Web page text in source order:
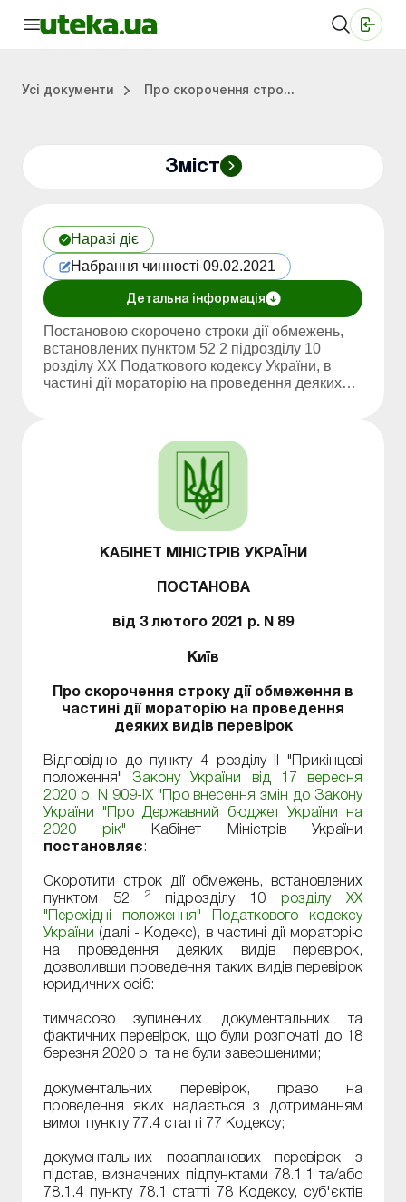
Усі документи Про скорочення стро...
Зміст
Наразі діє
Набрання чинності 09.02.2021
Детальна інформація
Постановою скорочено строки дії обмежень,
встановлених пунктом 52 2 підрозділу 10
розділу XX Податкового кодексу України, в
частині дії мораторію на проведення деяких
КАБІНЕТ МІНІСТРІВ УКРАЇНИ
ПОСТАНОВА
від 3 лютого 2021 р. N 89
Київ
Про скорочення строку дії обмеження в
частині дії мораторію на проведення
деяких видів перевірок
Відповідно до пункту 4 розділу II "Прикінцеві
положення" Закону України від 17 вересня
2020 р. N 909-IX "Про внесення змін до Закону
України "Про Державний бюджет України на
2020 рік" Кабінет Міністрів України
постановляє :
Скоротити строк дії обмежень, встановлених
пунктом 52 2 підрозділу 10
розділу XX
"Перехідні положення" Податкового кодексу
України (далі - Кодекс), в частині дії мораторію
на проведення деяких видів перевірок,
дозволивши проведення таких видів перевірок
юридичних осіб:
тимчасово зупинених документальних та
фактичних перевірок, що були розпочаті до 18
березня 2020 р. та не були завершеними;
документальних перевірок, право на
проведення яких надається з дотриманням
вимог пункту 77.4 статті 77 Кодексу;
документальних позапланових перевірок з
підстав, визначених підпунктами 78.1.1 та/або
78.1.4 пункту 78.1 статті 78 Кодексу, суб'єктів